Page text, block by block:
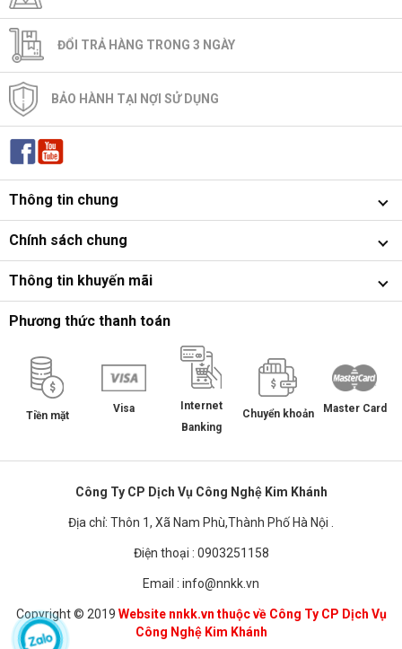
ĐỔI TRẢ HÀNG TRONG 3 NGÀY
BẢO HÀNH TẠI NỢI SỬ DỤNG
Thông tin chung
Chính sách chung
Thông tin khuyến mãi
Phương thức thanh toán
Tiền mặt
Visa
Internet
Banking
Chuyển khoản Master Card
Công Ty CP Dịch Vụ Công Nghệ Kim Khánh
Địa chỉ: Thôn 1, Xã Nam Phù,Thành Phố Hà Nội .
Điện thoại : 0903251158
Email : info@nnkk.vn
Copyright © 2019 Website nnkk.vn thuộc về Công Ty CP Dịch Vụ
Công Nghệ Kim Khánh